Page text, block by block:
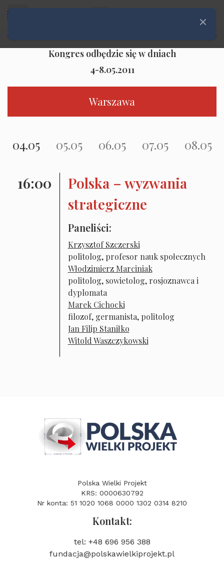
Kongres odbędzie się w dniach
4-8.05.2011
Warszawa
04.05 05.05 06.05 07.05 08.05
16:00
Polska – wyzwania
strategiczne
Paneliści:
Krzysztof Szczerski
politolog, profesor nauk społecznych
Włodzimierz Marciniak
politolog, sowietolog, rosjoznawca i
dyplomata
Marek Cichocki
filozof, germanista, politolog
Jan Filip Staniłko
Witold Waszczykowski
Polska Wielki Projekt
KRS: 0000630792
Nr konta: 51 1020 1068 0000 1302 0314 8210
Kontakt:
tel: +48 696 956 388
fundacja@polskawielkiprojekt.pl
Zamknij